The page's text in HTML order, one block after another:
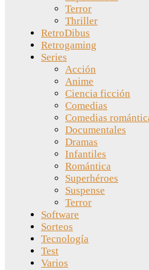
Terror
Thriller
RetroDibus
Retrogaming
Series
Acción
Anime
Ciencia ficción
Comedias
Comedias
Documentales
Dramas
Infantiles
Romántica
Superhéroes
Suspense
Terror
Software
Sorteos
Tecnología
Test
Varios